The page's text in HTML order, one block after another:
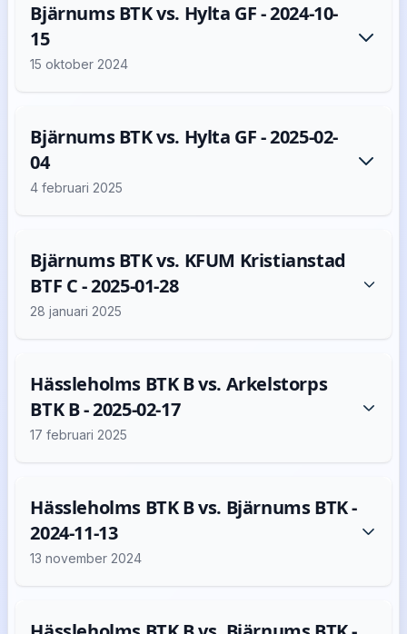
Bjärnums BTK vs. Hylta GF - 2024-10-
15
15 oktober 2024
Bjärnums BTK vs. Hylta GF - 2025-02-
04
4 februari 2025
Bjärnums BTK vs. KFUM Kristianstad
BTF C - 2025-01-28
28 januari 2025
Hässleholms BTK B vs. Arkelstorps
BTK B - 2025-02-17
17 februari 2025
Hässleholms BTK B vs. Bjärnums BTK -
2024-11-13
13 november 2024